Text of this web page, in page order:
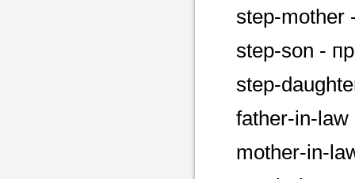
Совет 3.
студент-
хорошо
цена ниже, и
найдет
step-mother
step-son -
step-
father-in-law
mother-in-